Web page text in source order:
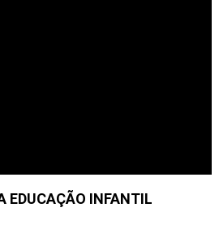
EDUCAÇÃO INFANTIL